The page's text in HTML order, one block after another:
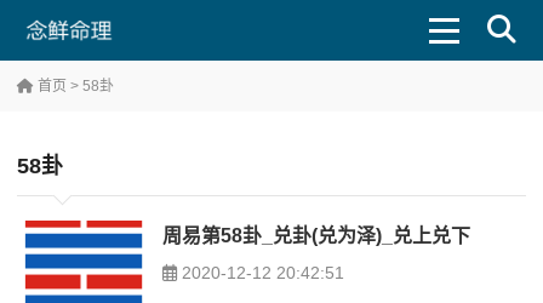
首页 > 58卦
58卦
周易第58卦_兑卦(兑为泽)_兑上兑下
2020-12-12 20:42:51